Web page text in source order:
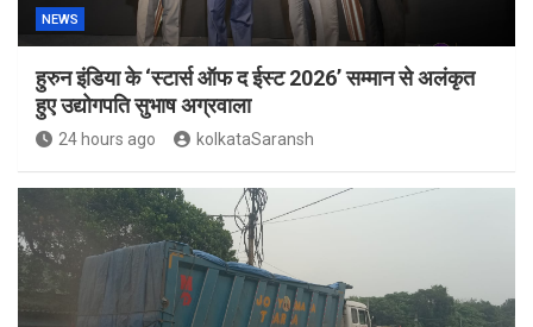
NEWS
हुरुन इंडिया के ‘स्टार्स ऑफ द ईस्ट 2026’ सम्मान से अलंकृत
हुए उद्योगपति सुभाष अग्रवाला
24 hours ago kolkataSaransh